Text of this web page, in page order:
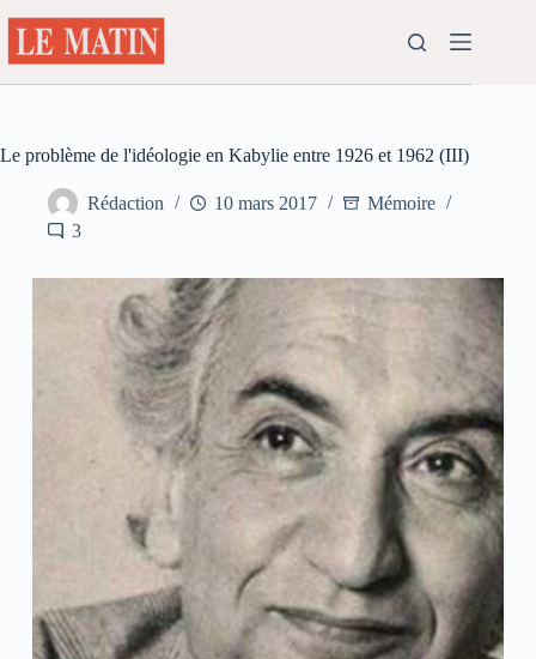
au
contenu
Le problème de l'idéologie en Kabylie entre 1926 et 1962 (III)
Rédaction 10 mars 2017
Mémoire
3